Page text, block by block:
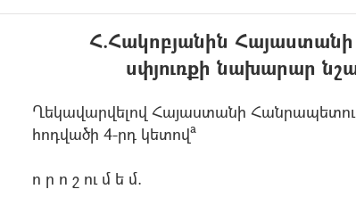
Հ.Հակոբյանին
սփյուռքի նախարար
Ղեկավարվելով Հայաստանի
հոդվածի 4-րդ կետովª
ո ր ո շ ու մ ե մ.